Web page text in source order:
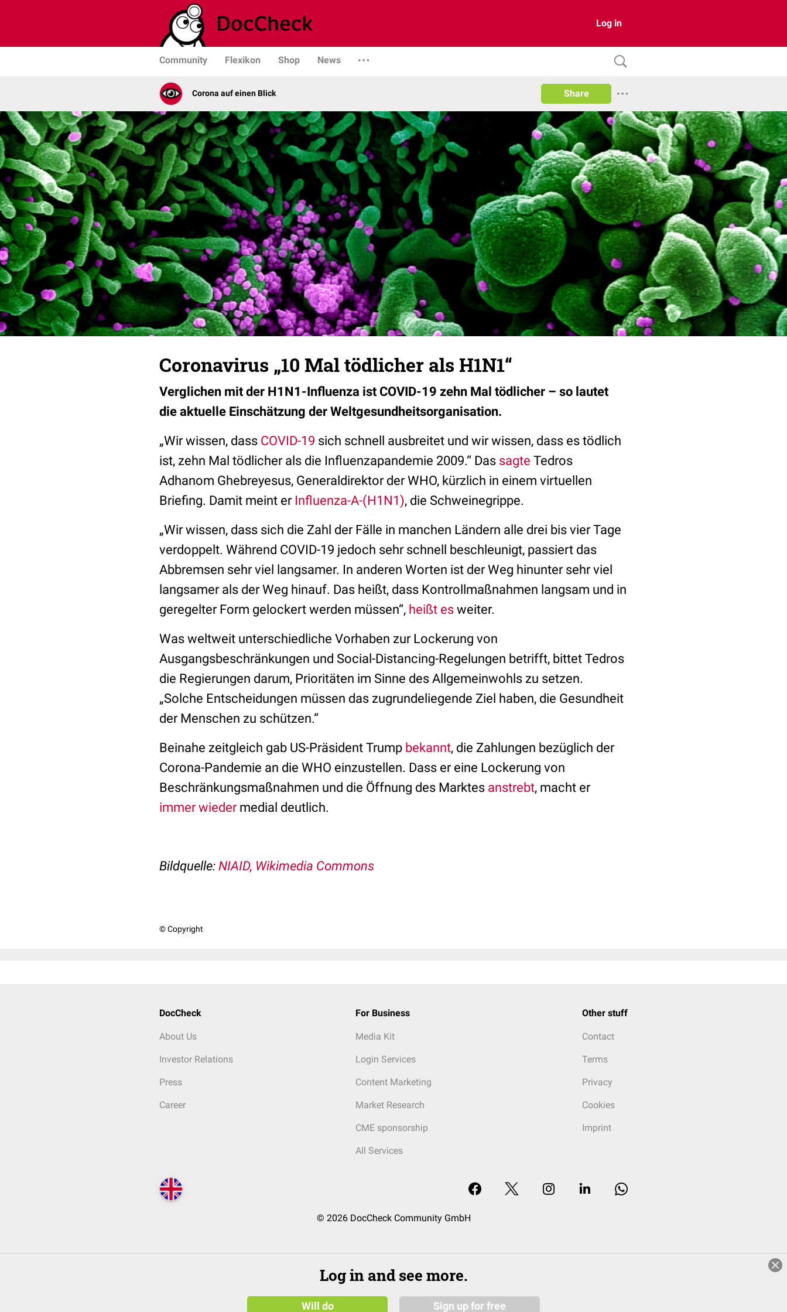
Log in
Community Flexikon Shop News
Corona auf einen Blick Share
Coronavirus „10 Mal tödlicher als H1N1“
Verglichen mit der H1N1-Influenza ist COVID-19 zehn Mal tödlicher – so lautet
die aktuelle Einschätzung der Weltgesundheitsorganisation.
„Wir wissen, dass COVID-19 sich schnell ausbreitet und wir wissen, dass es tödlich
ist, zehn Mal tödlicher als die Influenzapandemie 2009.“ Das sagte Tedros
Adhanom Ghebreyesus, Generaldirektor der WHO, kürzlich in einem virtuellen
Briefing. Damit meint er Influenza-A-(H1N1), die Schweinegrippe.
„Wir wissen, dass sich die Zahl der Fälle in manchen Ländern alle drei bis vier Tage
verdoppelt. Während COVID-19 jedoch sehr schnell beschleunigt, passiert das
Abbremsen sehr viel langsamer. In anderen Worten ist der Weg hinunter sehr viel
langsamer als der Weg hinauf. Das heißt, dass Kontrollmaßnahmen langsam und in
geregelter Form gelockert werden müssen“, heißt es weiter.
Was weltweit unterschiedliche Vorhaben zur Lockerung von
Ausgangsbeschränkungen und Social-Distancing-Regelungen betrifft, bittet Tedros
die Regierungen darum, Prioritäten im Sinne des Allgemeinwohls zu setzen.
„Solche Entscheidungen müssen das zugrundeliegende Ziel haben, die Gesundheit
der Menschen zu schützen.“
Beinahe zeitgleich gab US-Präsident Trump bekannt, die Zahlungen bezüglich der
Corona-Pandemie an die WHO einzustellen. Dass er eine Lockerung von
Beschränkungsmaßnahmen und die Öffnung des Marktes anstrebt, macht er
immer wiedermedial deutlich.
Bildquelle: NIAID, Wikimedia Commons
© Copyright
DocCheck
About Us
Investor Relations
Press
Career
For Business
Media Kit
Login Services
Content Marketing
Market Research
CME sponsorship
All Services
Other stuff
Contact
Terms
Privacy
Cookies
Imprint
© 2026 DocCheck Community GmbH
Log in and see more.
Will do Sign up for free